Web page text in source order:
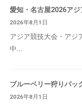
愛知・名古屋2026アジ
2026年8月1日
アジア競技大会・アジ
中...
ブルーベリー狩りパッ
2026年8月1日